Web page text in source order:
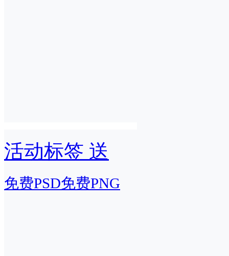
活动标签 送
免费PSD免费PNG